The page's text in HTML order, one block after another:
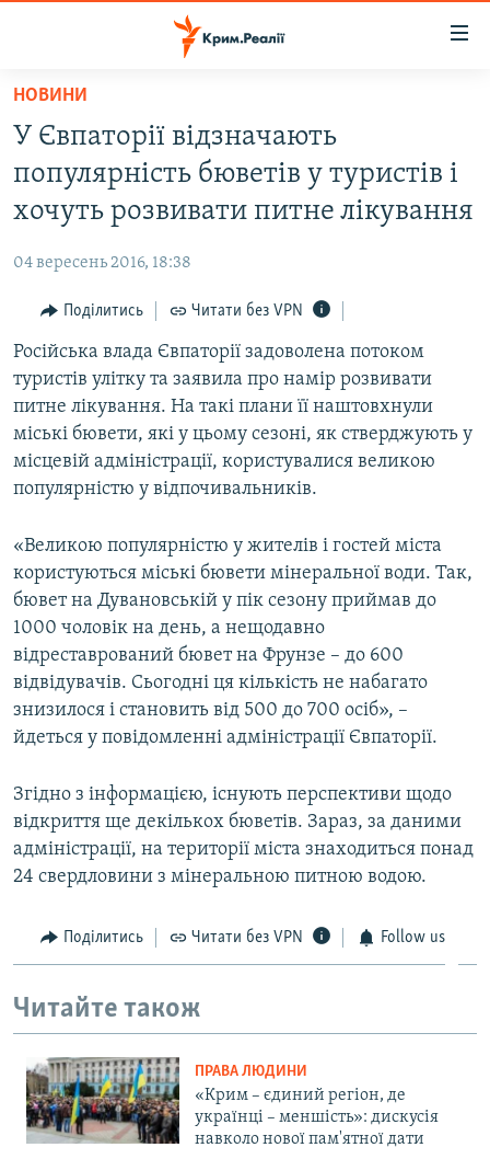
Перейти
основного
матеріалу
Перейти
до
основної
навігації
Перейти
пошуку
ВІДЕО ТА ФОТО
БЛОГИ
ПОГЛЯД
ІНТЕРВ'Ю
ВСЕ ЗА ДЕНЬ
СПЕЦПРОЕКТИ
ДЕПОРТАЦІЯ
СВІДЧЕННЯ ОКУПАЦІЇ
УКРАЇНСЬКА ПРОБЛЕМА КРИМУ
ІНФОГРАФІКА
ЯК ОБІЙТИ БЛОКУВАННЯ
Qırımtatar
ДОЛУЧАЙСЯ!
Усі сайти RFE/RL
НОВИНИ
У Євпаторії відзначають
популярність бюветів у туристів і
хочуть розвивати питне лікування
04 вересень 2016, 18:38
Поділитись Читати без VPN
Російська влада Євпаторії задоволена потоком
туристів улітку та заявила про намір розвивати
питне лікування. На такі плани її наштовхнули
міські бювети, які у цьому сезоні, як стверджують у
місцевій адміністрації, користувалися великою
популярністю у відпочивальників.
«Великою популярністю у жителів і гостей міста
користуються міські бювети мінеральної води. Так,
бювет на Дувановській у пік сезону приймав до
1000 чоловік на день, а нещодавно
відреставрований бювет на Фрунзе – до 600
відвідувачів. Сьогодні ця кількість не набагато
знизилося і становить від 500 до 700 осіб», –
йдеться у повідомленні адміністрації Євпаторії.
Згідно з інформацією, існують перспективи щодо
відкриття ще декількох бюветів. Зараз, за даними
адміністрації, на території міста знаходиться понад
24 свердловини з мінеральною питною водою.
Поділитись Читати без VPN Follow us
Читайте також
ПРАВА ЛЮДИНИ
«Крим – єдиний регіон, де
українці – меншість»: дискусія
навколо нової пам'ятної дати